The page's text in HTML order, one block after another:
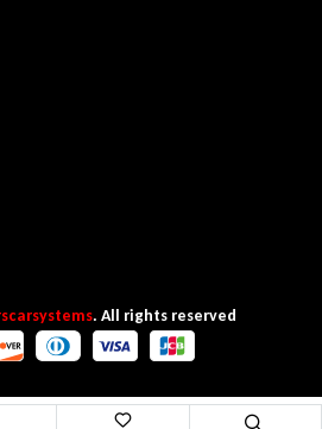
. All rights reserved